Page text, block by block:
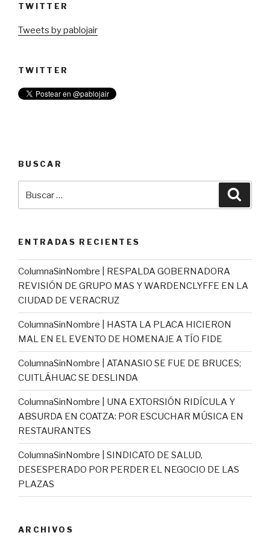
TWITTER
Tweets by pablojair
TWITTER
BUSCAR
ENTRADAS RECIENTES
ColumnaSinNombre | RESPALDA GOBERNADORA
REVISIÓN DE GRUPO MAS Y WARDENCLYFFE EN LA
CIUDAD DE VERACRUZ
ColumnaSinNombre | HASTA LA PLACA HICIERON
MAL EN EL EVENTO DE HOMENAJE A TÍO FIDE
ColumnaSinNombre | ATANASIO SE FUE DE BRUCES;
CUITLÁHUAC SE DESLINDA
ColumnaSinNombre | UNA EXTORSIÓN RIDÍCULA Y
ABSURDA EN COATZA: POR ESCUCHAR MÚSICA EN
RESTAURANTES
ColumnaSinNombre | SINDICATO DE SALUD,
DESESPERADO POR PERDER EL NEGOCIO DE LAS
PLAZAS
ARCHIVOS